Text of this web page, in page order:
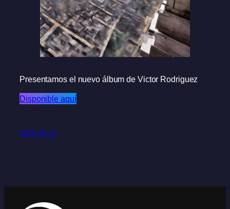
Presentamos el nuevo álbum de Victor Rodriguez
Disponible aquí
2025-10-12